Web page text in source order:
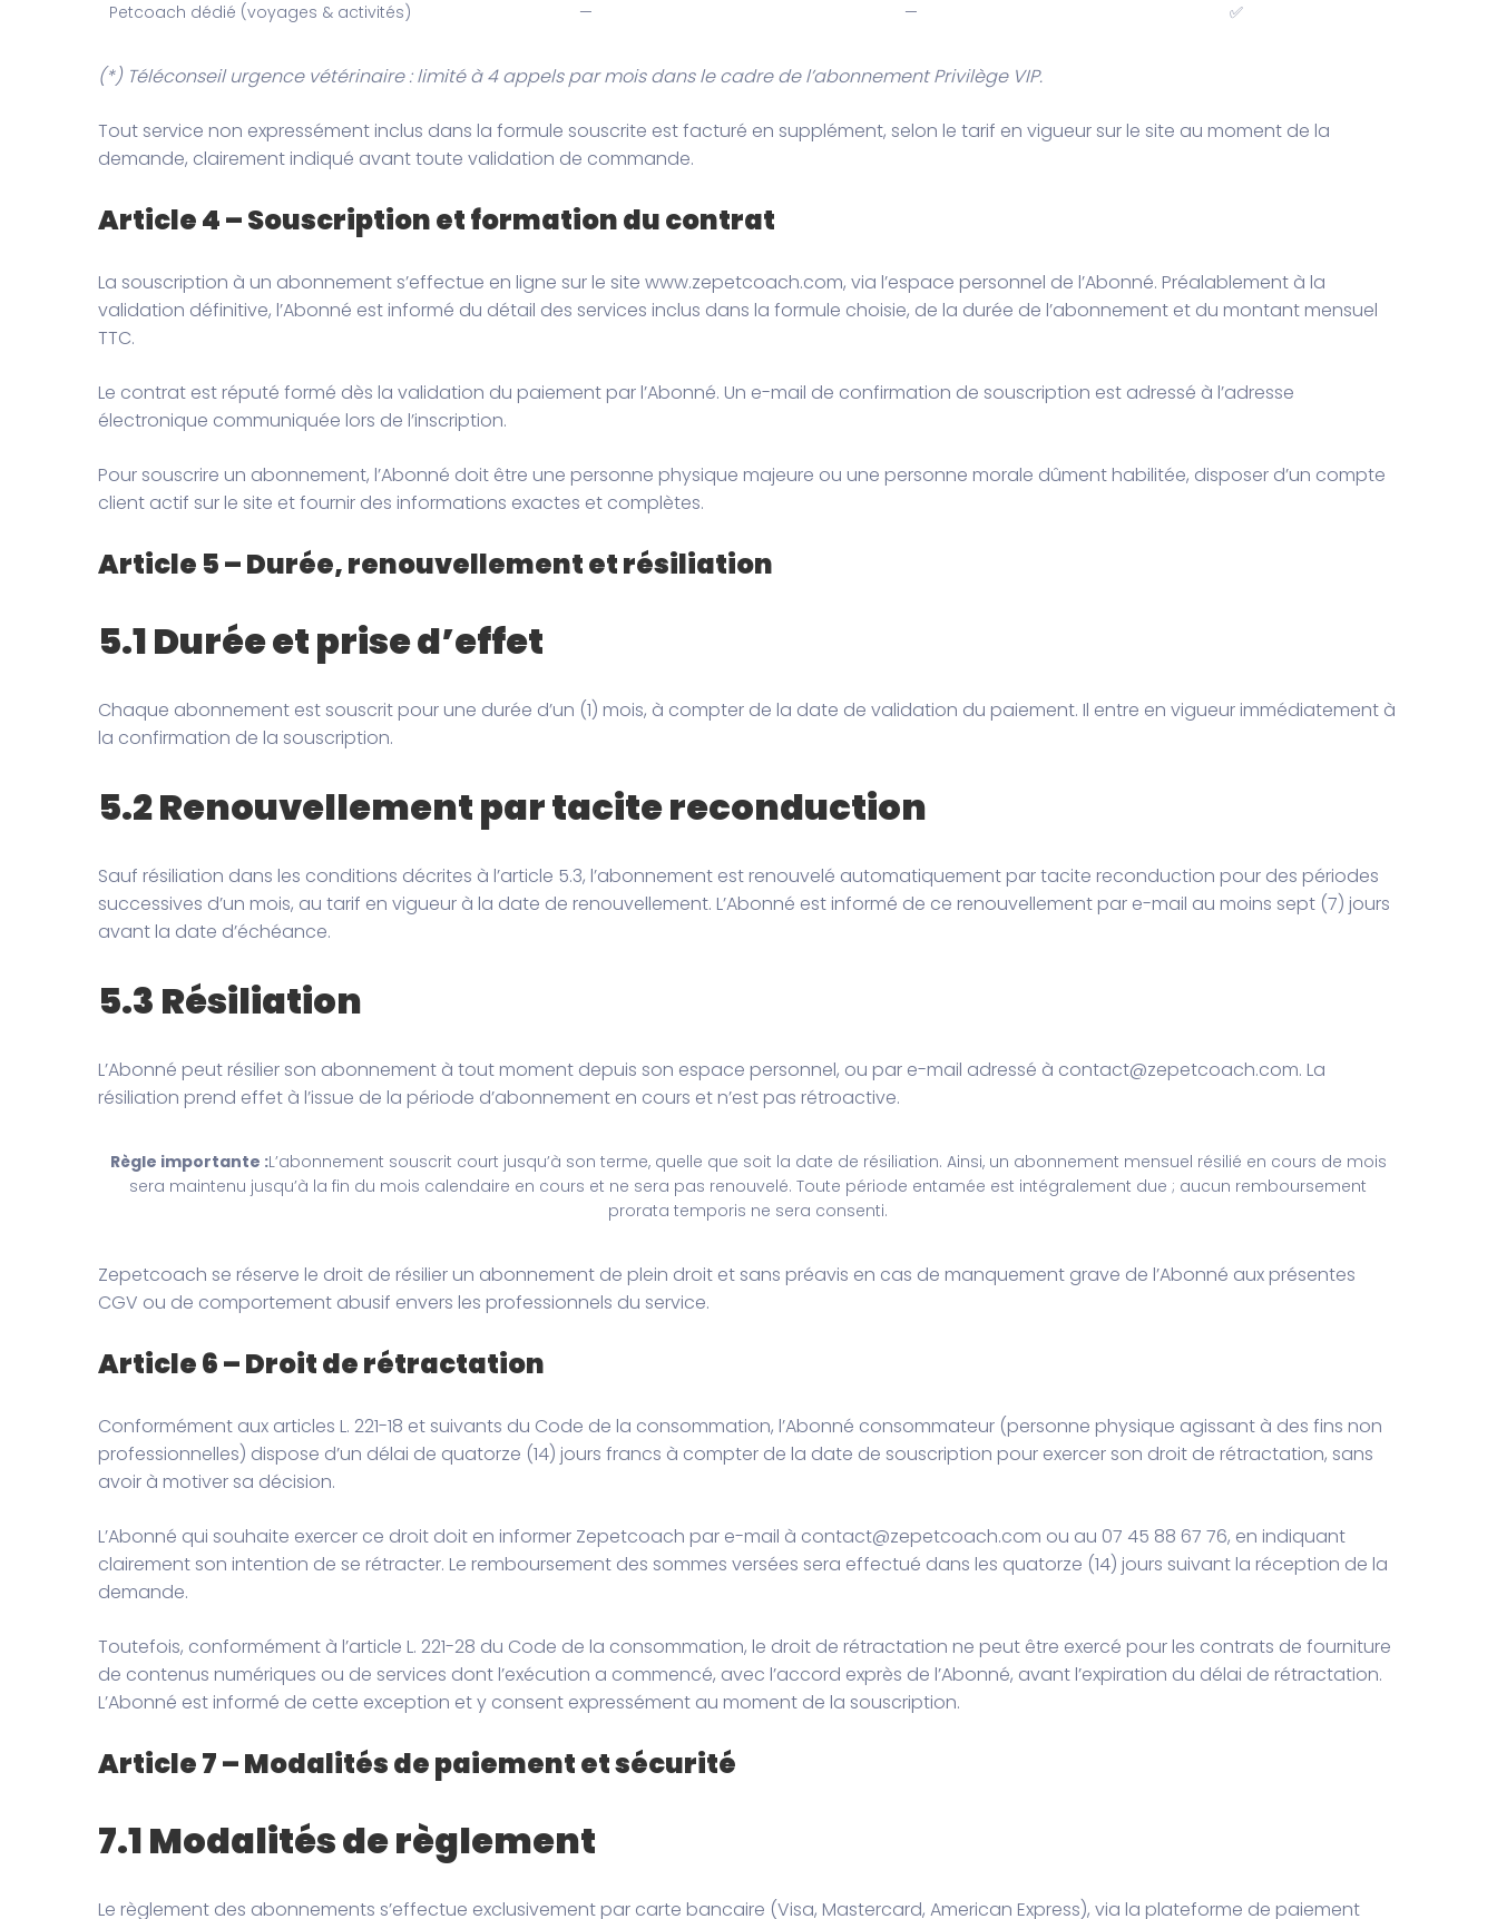
Petcoach dédié (voyages & activités) — — ✅
(*) Téléconseil urgence vétérinaire : limité à 4 appels par mois dans le cadre de l’abonnement Privilège VIP.
Tout service non expressément inclus dans la formule souscrite est facturé en supplément, selon le tarif en vigueur sur le site au moment de la
demande, clairement indiqué avant toute validation de commande.
Article 4 – Souscription et formation du contrat
La souscription à un abonnement s’effectue en ligne sur le site www.zepetcoach.com, via l’espace personnel de l’Abonné. Préalablement à la
validation définitive, l’Abonné est informé du détail des services inclus dans la formule choisie, de la durée de l’abonnement et du montant mensuel
TTC.
Le contrat est réputé formé dès la validation du paiement par l’Abonné. Un e-mail de confirmation de souscription est adressé à l’adresse
électronique communiquée lors de l’inscription.
Pour souscrire un abonnement, l’Abonné doit être une personne physique majeure ou une personne morale dûment habilitée, disposer d’un compte
client actif sur le site et fournir des informations exactes et complètes.
Article 5 – Durée, renouvellement et résiliation
5.1 Durée et prise d’effet
Chaque abonnement est souscrit pour une durée d’un (1) mois, à compter de la date de validation du paiement. Il entre en vigueur immédiatement à
la confirmation de la souscription.
5.2 Renouvellement par tacite reconduction
Sauf résiliation dans les conditions décrites à l’article 5.3, l’abonnement est renouvelé automatiquement par tacite reconduction pour des périodes
successives d’un mois, au tarif en vigueur à la date de renouvellement. L’Abonné est informé de ce renouvellement par e-mail au moins sept (7) jours
avant la date d’échéance.
5.3 Résiliation
L’Abonné peut résilier son abonnement à tout moment depuis son espace personnel, ou par e-mail adressé à contact@zepetcoach.com. La
résiliation prend effet à l’issue de la période d’abonnement en cours et n’est pas rétroactive.
Règle importante :L’abonnement souscrit court jusqu’à son terme, quelle que soit la date de résiliation. Ainsi, un abonnement mensuel résilié en cours de mois
sera maintenu jusqu’à la fin du mois calendaire en cours et ne sera pas renouvelé. Toute période entamée est intégralement due ; aucun remboursement
prorata temporis ne sera consenti.
Zepetcoach se réserve le droit de résilier un abonnement de plein droit et sans préavis en cas de manquement grave de l’Abonné aux présentes
CGV ou de comportement abusif envers les professionnels du service.
Article 6 – Droit de rétractation
Conformément aux articles L. 221-18 et suivants du Code de la consommation, l’Abonné consommateur (personne physique agissant à des fins non
professionnelles) dispose d’un délai de quatorze (14) jours francs à compter de la date de souscription pour exercer son droit de rétractation, sans
avoir à motiver sa décision.
L’Abonné qui souhaite exercer ce droit doit en informer Zepetcoach par e-mail à contact@zepetcoach.com ou au 07 45 88 67 76, en indiquant
clairement son intention de se rétracter. Le remboursement des sommes versées sera effectué dans les quatorze (14) jours suivant la réception de la
demande.
Toutefois, conformément à l’article L. 221-28 du Code de la consommation, le droit de rétractation ne peut être exercé pour les contrats de fourniture
de contenus numériques ou de services dont l’exécution a commencé, avec l’accord exprès de l’Abonné, avant l’expiration du délai de rétractation.
L’Abonné est informé de cette exception et y consent expressément au moment de la souscription.
Article 7 – Modalités de paiement et sécurité
7.1 Modalités de règlement
Le règlement des abonnements s’effectue exclusivement par carte bancaire (Visa, Mastercard, American Express), via la plateforme de paiement